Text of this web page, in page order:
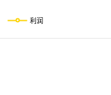
利润